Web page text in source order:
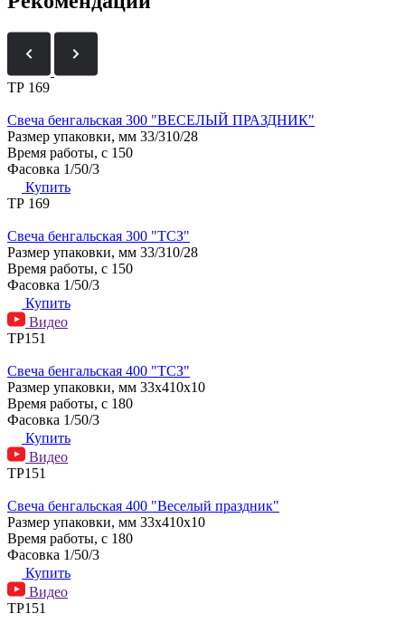
ТР 169
Свеча бенгальская 300 "ВЕСЕЛЫЙ ПРАЗДНИК"
Размер упаковки, мм 33/310/28
Время работы, с 150
Фасовка 1/50/3
Купить
ТР 169
Свеча бенгальская 300 "ТСЗ"
Размер упаковки, мм 33/310/28
Время работы, с 150
Фасовка 1/50/3
Купить
Видео
ТР151
Свеча бенгальская 400 "ТСЗ"
Размер упаковки, мм 33х410х10
Время работы, с 180
Фасовка 1/50/3
Купить
Видео
ТР151
Свеча бенгальская 400 "Веселый праздник"
Размер упаковки, мм 33х410х10
Время работы, с 180
Фасовка 1/50/3
Купить
Видео
ТР151